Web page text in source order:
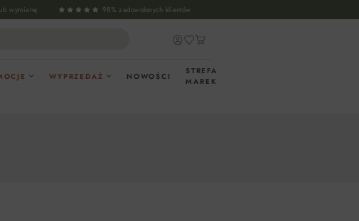
wymianę 98% zadowolonych klientów
WYPRZEDAŻ NOWOŚCI
STREFA
MAREK